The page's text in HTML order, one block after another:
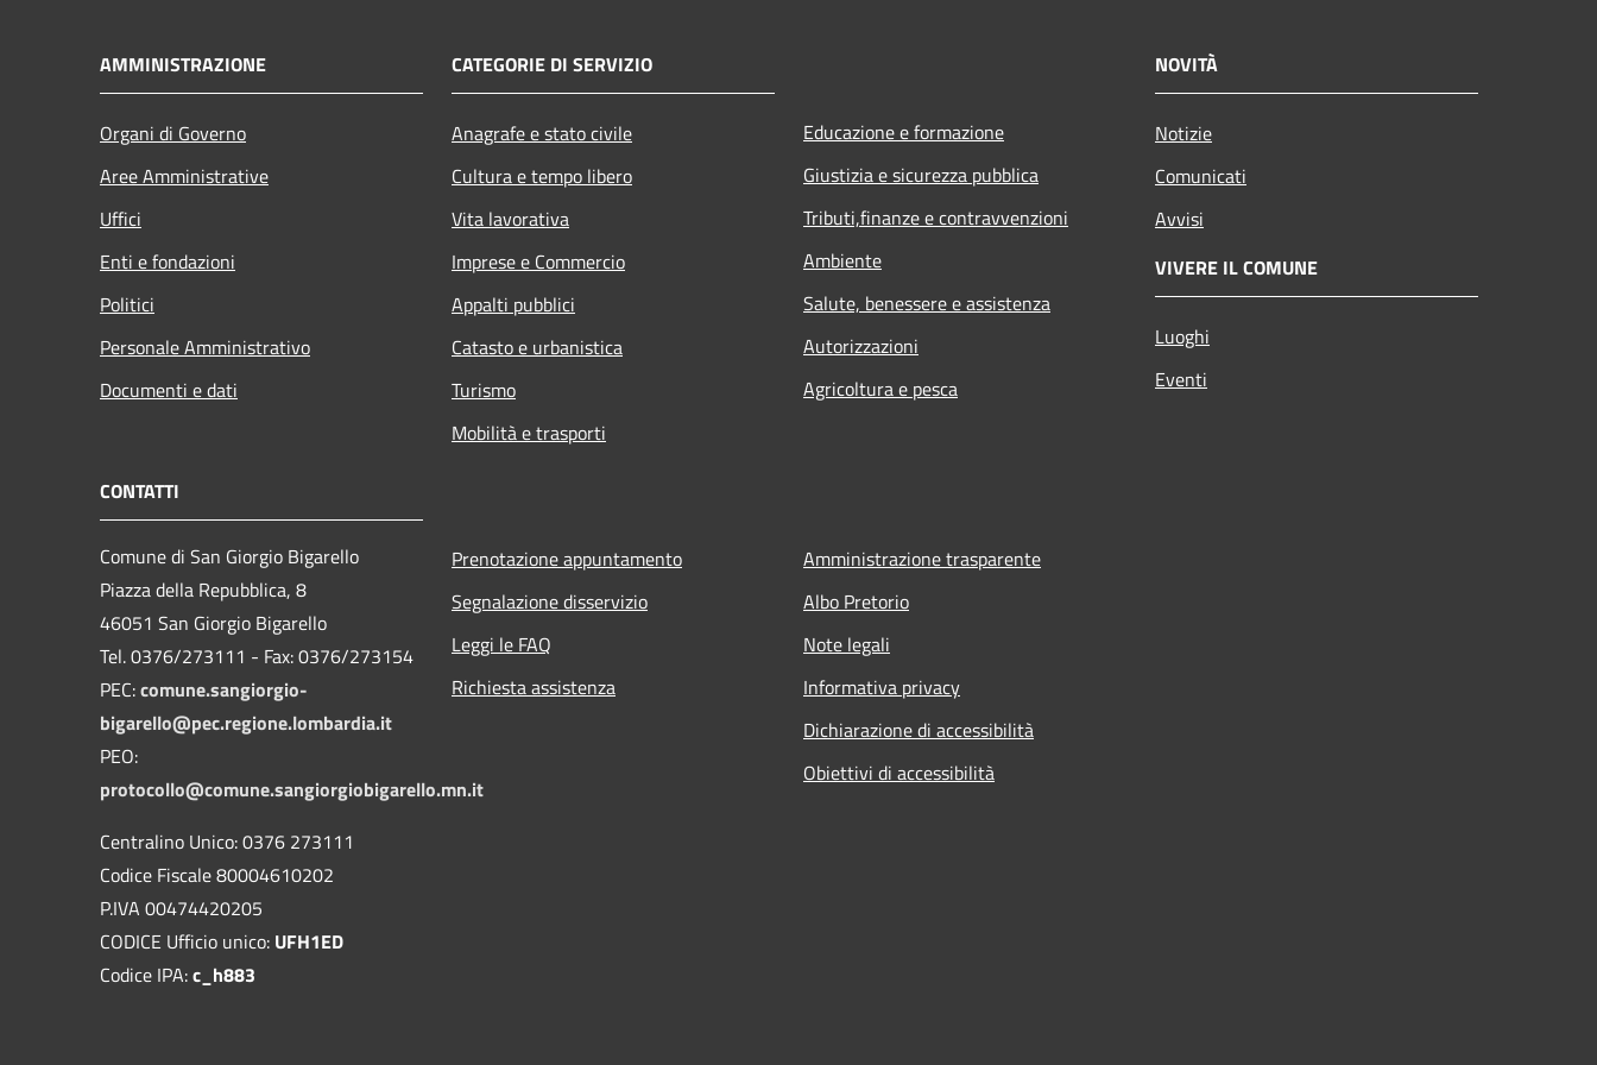
AMMINISTRAZIONE
Organi di Governo
Aree Amministrative
Uffici
Enti e fondazioni
Politici
Personale Amministrativo
Documenti e dati
CATEGORIE DI SERVIZIO
Anagrafe e stato civile
Cultura e tempo libero
Vita lavorativa
Imprese e Commercio
Appalti pubblici
Catasto e urbanistica
Turismo
Mobilità e trasporti
Educazione e formazione
Giustizia e sicurezza pubblica
Tributi,finanze e contravvenzioni
Ambiente
Salute, benessere e assistenza
Autorizzazioni
Agricoltura e pesca
NOVITÀ
Notizie
Comunicati
Avvisi
VIVERE IL COMUNE
Luoghi
Eventi
CONTATTI
Comune di San Giorgio Bigarello
Piazza della Repubblica, 8
46051 San Giorgio Bigarello
Tel. 0376/273111 - Fax: 0376/273154
PEC:comune.sangiorgio-
bigarello@pec.regione.lombardia.it
PEO:
protocollo@comune.sangiorgiobigarello.mn.it
Centralino Unico: 0376 273111
Codice Fiscale 80004610202
P.IVA 00474420205
CODICE Ufficio unico: UFH1ED
Codice IPA:c_h883
Prenotazione appuntamento
Segnalazione disservizio
Leggi le FAQ
Richiesta assistenza
Amministrazione trasparente
Albo Pretorio
Note legali
Informativa privacy
Dichiarazione di accessibilità
Obiettivi di accessibilità